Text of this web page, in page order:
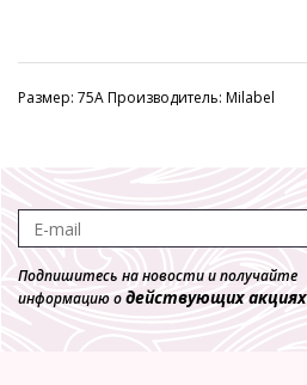
Размер: 75A Производитель: Milabel
Подпишитесь на новости и получайте
информацию одействующих акциях